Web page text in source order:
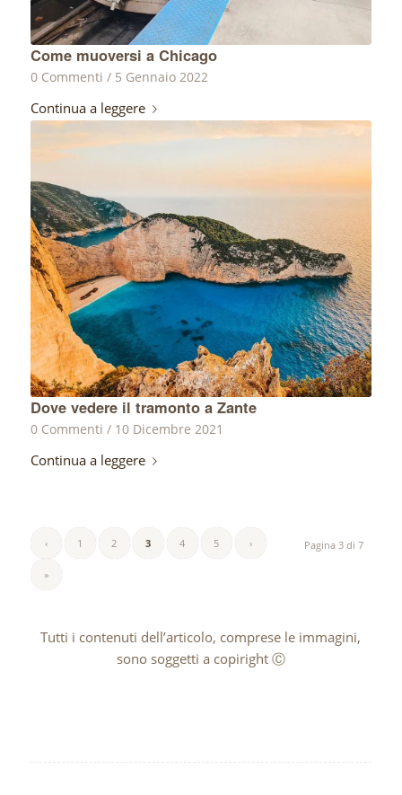
Come muoversi a Chicago
0 Commenti / 5 Gennaio 2022
Continua a leggere
Dove vedere il tramonto a Zante
0 Commenti / 10 Dicembre 2021
Continua a leggere
Pagina 3 di 7
‹ 1 2 3 4 5 ›
»
Tutti i contenuti dell’articolo, comprese le immagini,
sono soggetti a copiright Ⓒ